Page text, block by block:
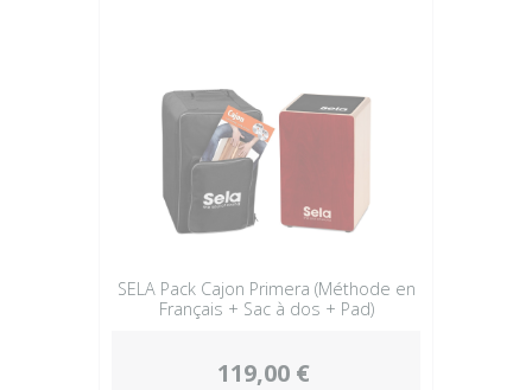
SELA Pack Cajon Primera (Méthode en
Français + Sac à dos + Pad)
119,00 €